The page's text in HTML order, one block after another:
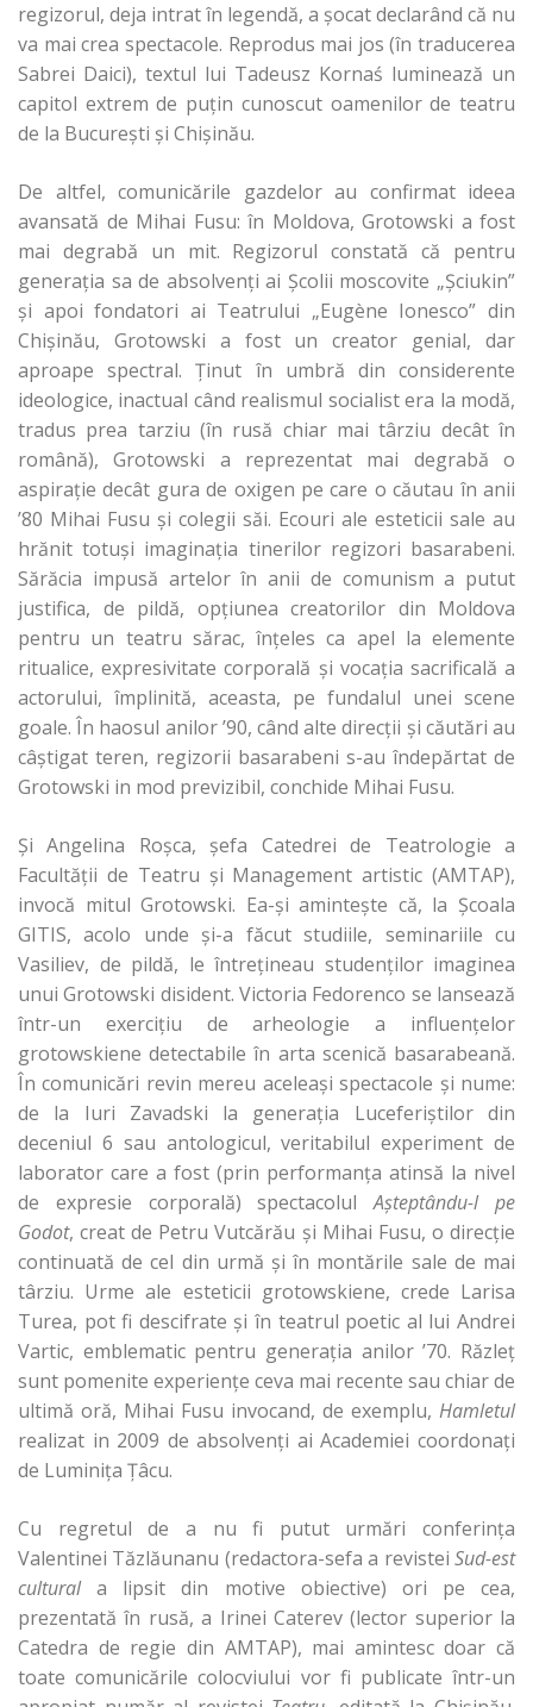
regizorul, deja intrat în legendă, a şocat declarând că nu
va mai crea spectacole. Reprodus mai jos (în traducerea
Sabrei Daici), textul lui Tadeusz Kornaś luminează un
capitol extrem de puţin cunoscut oamenilor de teatru
de la Bucureşti şi Chişinău.
De altfel, comunicările gazdelor au confirmat ideea
avansată de Mihai Fusu: în Moldova, Grotowski a fost
mai degrabă un mit. Regizorul constată că pentru
generaţia sa de absolvenţi ai Şcolii moscovite „Şciukin”
şi apoi fondatori ai Teatrului „Eugène Ionesco” din
Chişinău, Grotowski a fost un creator genial, dar
aproape spectral. Ţinut în umbră din considerente
ideologice, inactual când realismul socialist era la modă,
tradus prea tarziu (în rusă chiar mai târziu decât în
română), Grotowski a reprezentat mai degrabă o
aspiraţie decât gura de oxigen pe care o căutau în anii
’80 Mihai Fusu şi colegii săi. Ecouri ale esteticii sale au
hrănit totuşi imaginaţia tinerilor regizori basarabeni.
Sărăcia impusă artelor în anii de comunism a putut
justifica, de pildă, opţiunea creatorilor din Moldova
pentru un teatru sărac, înţeles ca apel la elemente
ritualice, expresivitate corporală şi vocaţia sacrificală a
actorului, împlinită, aceasta, pe fundalul unei scene
goale. În haosul anilor ’90, când alte direcţii şi căutări au
câştigat teren, regizorii basarabeni s-au îndepărtat de
Grotowski in mod previzibil, conchide Mihai Fusu.
Şi Angelina Roşca, şefa Catedrei de Teatrologie a
Facultăţii de Teatru şi Management artistic (AMTAP),
invocă mitul Grotowski. Ea-şi aminteşte că, la Şcoala
GITIS, acolo unde şi-a făcut studiile, seminariile cu
Vasiliev, de pildă, le întreţineau studenţilor imaginea
unui Grotowski disident. Victoria Fedorenco se lansează
într-un exerciţiu de arheologie a influenţelor
grotowskiene detectabile în arta scenică basarabeană.
În comunicări revin mereu aceleaşi spectacole şi nume:
de la Iuri Zavadski la generaţia Luceferiştilor din
deceniul 6 sau antologicul, veritabilul experiment de
laborator care a fost (prin performanţa atinsă la nivel
de expresie corporală) spectacolulAşteptându-l pe
Godot, creat de Petru Vutcărău şi Mihai Fusu, o direcţie
continuată de cel din urmă şi în montările sale de mai
târziu. Urme ale esteticii grotowskiene, crede Larisa
Turea, pot fi descifrate şi în teatrul poetic al lui Andrei
Vartic, emblematic pentru generaţia anilor ’70. Răzleţ
sunt pomenite experienţe ceva mai recente sau chiar de
ultimă oră, Mihai Fusu invocand, de exemplu, Hamletul
realizat in 2009 de absolvenţi ai Academiei coordonaţi
de Luminiţa Ţâcu.
Cu regretul de a nu fi putut urmări conferinţa
Valentinei Tăzlăunanu (redactora-sefa a revistei Sud-est
culturala lipsit din motive obiective) ori pe cea,
prezentată în rusă, a Irinei Caterev (lector superior la
Catedra de regie din AMTAP), mai amintesc doar că
toate comunicările colocviului vor fi publicate într-un